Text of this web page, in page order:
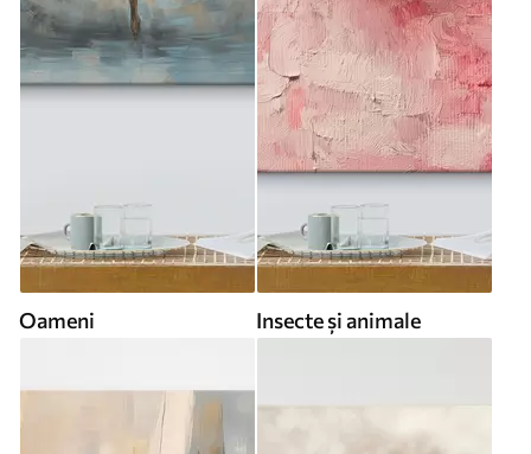
Oameni Insecte și animale